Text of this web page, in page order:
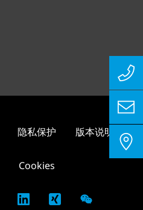
隐私保护 版本说明
Cookies